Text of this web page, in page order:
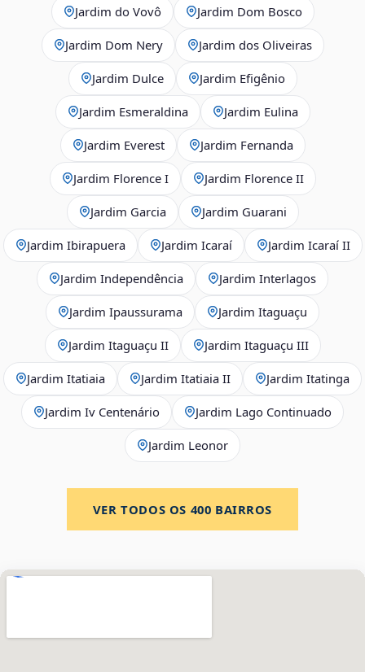
Jardim do Vovô Jardim Dom Bosco
Jardim Dom Nery Jardim dos Oliveiras
Jardim Dulce Jardim Efigênio
Jardim Esmeraldina Jardim Eulina
Jardim Everest Jardim Fernanda
Jardim Florence I Jardim Florence II
Jardim Garcia Jardim Guarani
Jardim Ibirapuera Jardim Icaraí Jardim Icaraí II
Jardim Independência Jardim Interlagos
Jardim Ipaussurama Jardim Itaguaçu
Jardim Itaguaçu II Jardim Itaguaçu III
Jardim Itatiaia Jardim Itatiaia II Jardim Itatinga
Jardim Iv Centenário Jardim Lago Continuado
Jardim Leonor
VER TODOS OS 400 BAIRROS